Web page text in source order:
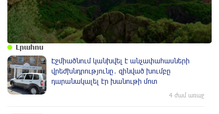
Լրահոս
Էջմիածնում կանխվել է անչափահասների
վրեժխնդրությունը․ զինված խումբը
դարանակալել էր խանութի մոտ
4 ժամ առաջ